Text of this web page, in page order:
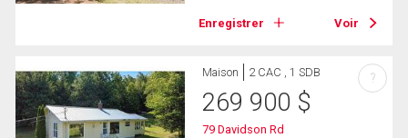
Enregistrer Voir
Maison 2 CAC , 1 SDB
269 900 $
79 Davidson Rd
?